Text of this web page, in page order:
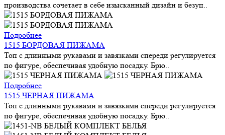
производства сочетает в себе изысканный дизайн и безуп..
Подробнее
1515 БОРДОВАЯ ПИЖАМА
Топ с длинными рукавами и завязками спереди регулируется
по фигуре, обеспечивая удобную посадку. Брю..
Подробнее
1515 ЧЕРНАЯ ПИЖАМА
Топ с длинными рукавами и завязками спереди регулируется
по фигуре, обеспечивая удобную посадку. Брю..